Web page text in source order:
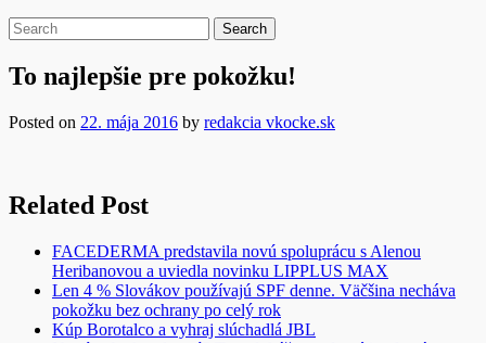
To najlepšie pre pokožku!
Posted on 22. mája 2016 by redakcia vkocke.sk
Related Post
FACEDERMA predstavila novú spoluprácu s Alenou
Heribanovou a uviedla novinku LIPPLUS MAX
Len 4 % Slovákov používajú SPF denne. Väčšina necháva
pokožku bez ochrany po celý rok
Kúp Borotalco a vyhraj slúchadlá JBL